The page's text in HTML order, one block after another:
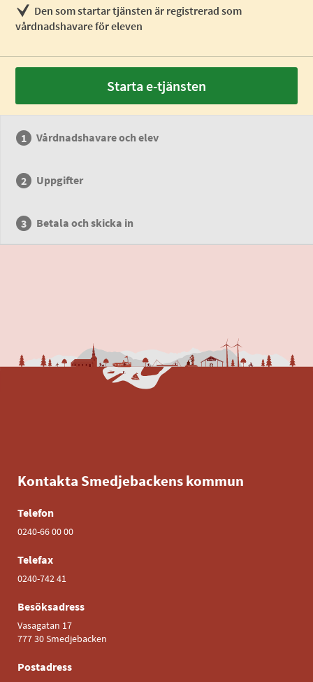
Den som startar tjänsten är registrerad som
vårdnadshavare för eleven
Starta e-tjänsten
Vårdnadshavare och elev
Uppgifter
Betala och skicka in
Kontakta Smedjebackens kommun
Telefon
0240-66 00 00
Telefax
0240-742 41
Besöksadress
Vasagatan 17
777 30 Smedjebacken
Postadress